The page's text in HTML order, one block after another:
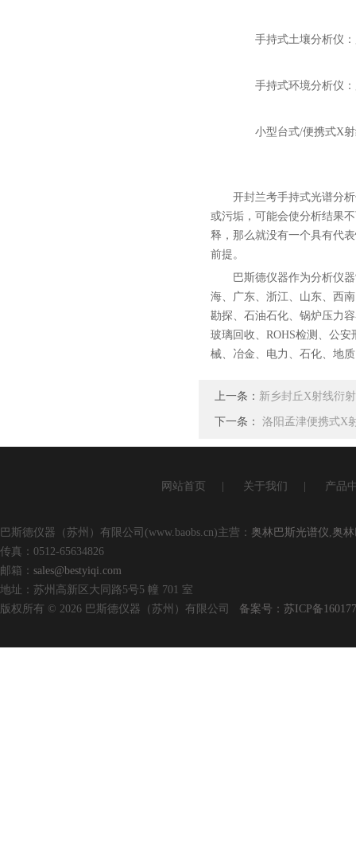
手持式土壤分析仪：
手持式环境分析仪：
小型台式/便携式X射
开封兰考手持式光谱分
或污垢，可能会使分析结果
释，那么就没有一个具有代
前提。
巴斯德仪器作为分析仪
海、广东、浙江、山东、西
勘探、石油石化、锅炉压力
玻璃回收、ROHS检测、公
械、冶金、电力、石化、地
上一条： 新乡封丘X射线衍
下一条： 洛阳孟津便携式X
网站首页 关于我们 产品
巴斯德仪器（苏州）有限公司(www.baobs.cn)主营： 奥林巴斯光谱仪,奥
传真：0512-65634826
邮箱： sales@bestyiqi.com
地址：苏州高新区大同路5号5 幢 701 室
版权所有 © 2026 巴斯德仪器（苏州）有限公司 备案号：苏ICP备